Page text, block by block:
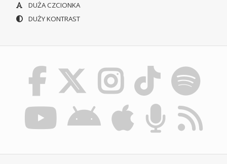
DUŻA CZCIONKA
DUŻY KONTRAST